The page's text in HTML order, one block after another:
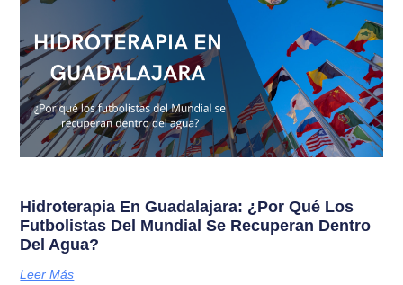
Hidroterapia En Guadalajara: ¿Por Qué Los
Futbolistas Del Mundial Se Recuperan Dentro
Del Agua?
Leer Más